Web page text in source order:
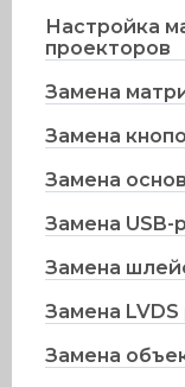
Настройка
проекторов
Замена
Замена
Замена
Замена USB-
Замена
Замена
Замена